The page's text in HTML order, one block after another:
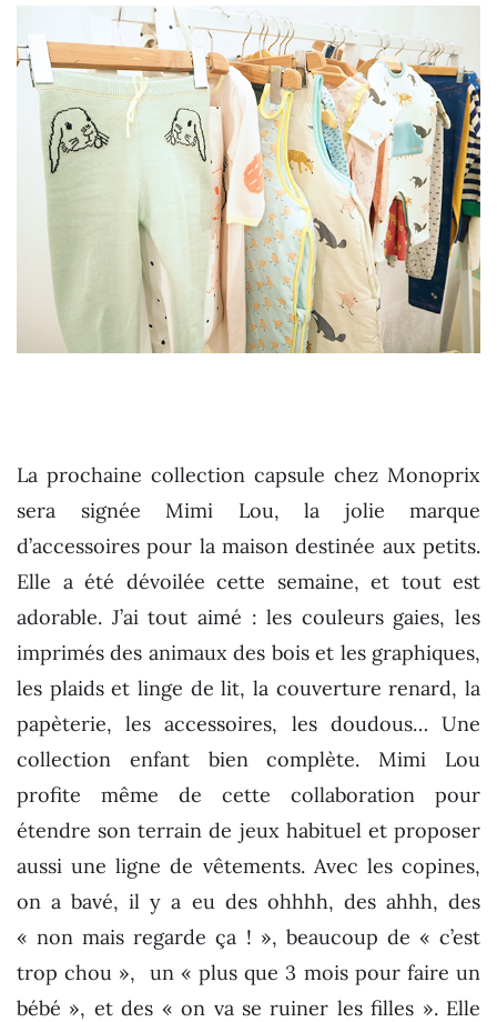
La prochaine collection capsule chez Monoprix
sera signée Mimi Lou, la jolie marque
d’accessoires pour la maison destinée aux petits.
Elle a été dévoilée cette semaine, et tout est
adorable. J’ai tout aimé : les couleurs gaies, les
imprimés des animaux des bois et les graphiques,
les plaids et linge de lit, la couverture renard, la
papèterie, les accessoires, les doudous… Une
collection enfant bien complète. Mimi Lou
profite même de cette collaboration pour
étendre son terrain de jeux habituel et proposer
aussi une ligne de vêtements. Avec les copines,
on a bavé, il y a eu des ohhhh, des ahhh, des
« non mais regarde ça ! », beaucoup de « c’est
trop chou », un « plus que 3 mois pour faire un
bébé », et des « on va se ruiner les filles ». Elle